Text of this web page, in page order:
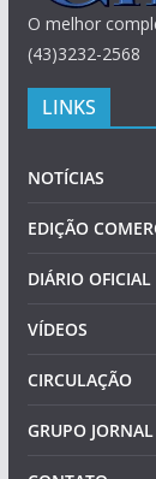
O melhor
(43)3232-2568
LINKS
NOTÍCIAS
EDIÇÃO
DIÁRIO OFICIAL
VÍDEOS
CIRCULAÇÃO
GRUPO